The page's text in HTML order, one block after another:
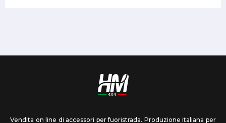
Vendita on line di accessori per fuoristrada. Produzione italiana per